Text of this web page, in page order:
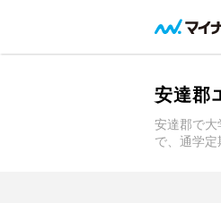
安達郡
安達郡で大
で、通学定